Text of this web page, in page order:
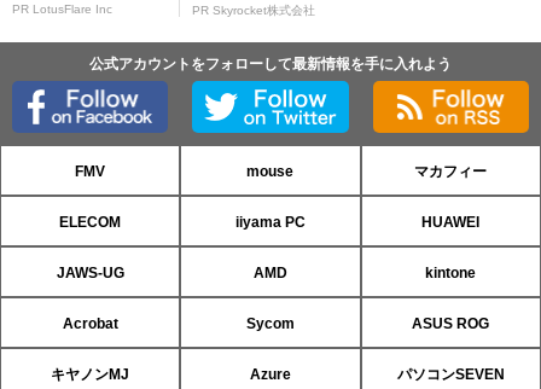
PR LotusFlare Inc PR Skyrocket株式会社
公式アカウントをフォローして最新情報を手に入れよう
FMV mouse マカフィー
ELECOM iiyama PC HUAWEI
JAWS-UG AMD kintone
Acrobat Sycom ASUS ROG
キヤノンMJ Azure パソコンSEVEN